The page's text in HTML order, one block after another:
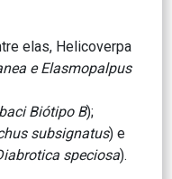
elas, Helicoverpa
e Elasmopalpus
Biótipo B);
subsignatus) e
speciosa).